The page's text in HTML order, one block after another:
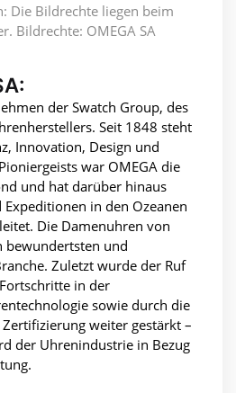
Die Bildrechte liegen beim
Bildrechte: OMEGA SA
der Swatch Group, des
Seit 1848 steht
Innovation, Design und
war OMEGA die
und hat darüber hinaus
in den Ozeanen
Die Damenuhren von
bewundertsten und
Zuletzt wurde der Ruf
in der
sowie durch die
weiter gestärkt –
der Uhrenindustrie in Bezug